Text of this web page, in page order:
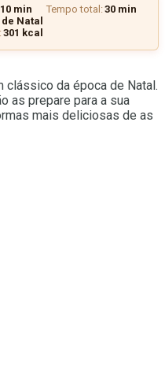
10 min Tempo total:30 min
Natal
301 kcal
clássico da época de Natal.
as prepare para a sua
mais deliciosas de as